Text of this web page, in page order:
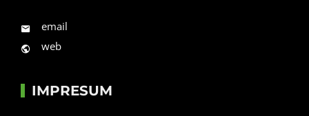
email
web
IMPRESUM